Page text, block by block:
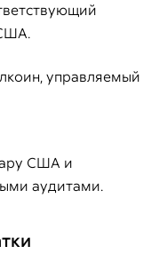
управляемый
США и
аудитами.